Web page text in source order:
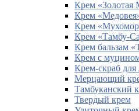
Крем «Золотая
Крем
Крем
Крем «Тамбу-
Крем бальзам
Крем с
Крем-скраб для
Мерцающий
Тамбуканский
Твердый крем